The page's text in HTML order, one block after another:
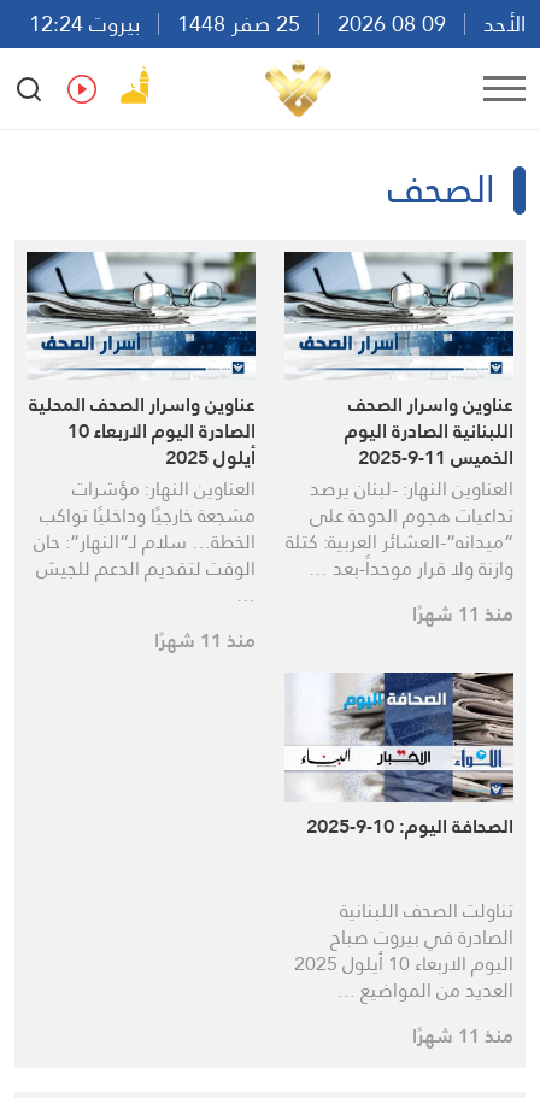
الأحد
بيروت 12:24
Ar
En Fr Es
الصحف
عناوين واسرار الصحف
اللبنانية الصادرة اليوم
الخميس 11-9-2025
العناوين النهار: -لبنان يرصد
تداعيات هجوم الدوحة على
“ميدانه”-العشائر العربية: كتلة
وازنة ولا قرار موحداً-بعد …
منذ 11 شهرًا
عناوين واسرار الصحف المحلية
الصادرة اليوم الاربعاء 10
أيلول 2025
العناوين النهار: مؤشرات
مشجعة خارجيًا وداخليًا تواكب
الخطة… سلام لـ”النهار”: حان
الوقت لتقديم الدعم للجيش
…
منذ 11 شهرًا
الصحافة اليوم: 10-9-2025
تناولت الصحف اللبنانية
الصادرة في بيروت صباح
اليوم الاربعاء 10 أيلول 2025
العديد من المواضيع …
منذ 11 شهرًا